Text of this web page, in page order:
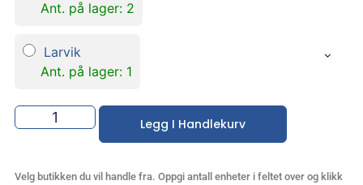
Ant. på lager: 2
Larvik
Ant. på lager: 1
Legg I Handlekurv
Velg butikken du vil handle fra. Oppgi antall enheter i feltet over og klikk